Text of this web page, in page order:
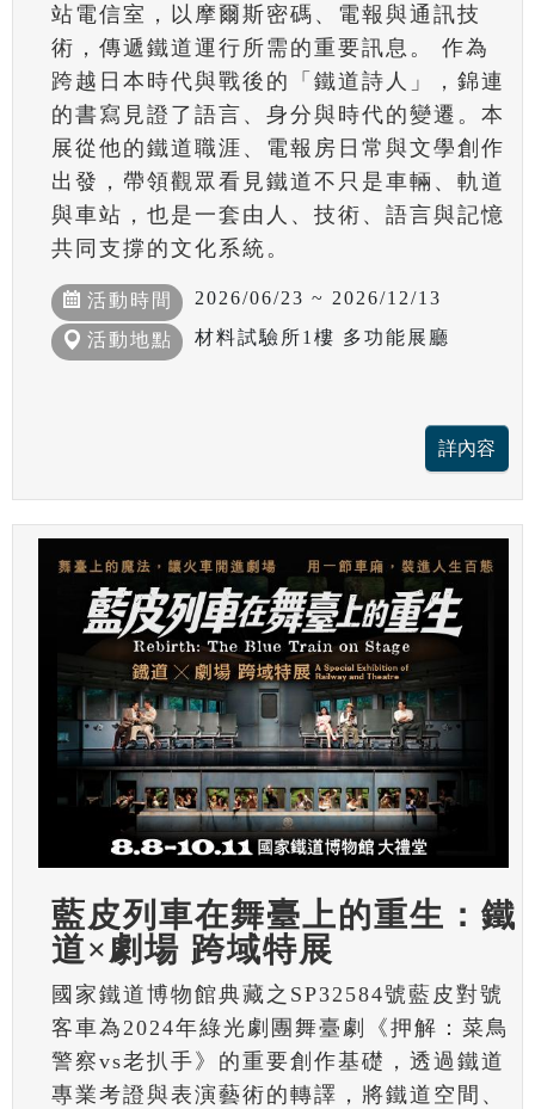
站電信室，以摩爾斯密碼、電報與通訊技
術，傳遞鐵道運行所需的重要訊息。 作為
跨越日本時代與戰後的「鐵道詩人」，錦連
的書寫見證了語言、身分與時代的變遷。本
展從他的鐵道職涯、電報房日常與文學創作
出發，帶領觀眾看見鐵道不只是車輛、軌道
與車站，也是一套由人、技術、語言與記憶
共同支撐的文化系統。
活動時間 2026/06/23 ~ 2026/12/13
活動地點 材料試驗所1樓 多功能展廳
藍皮列車在舞臺上的重生：鐵
道×劇場 跨域特展
國家鐵道博物館典藏之SP32584號藍皮對號
客車為2024年綠光劇團舞臺劇《押解：菜鳥
警察vs老扒手》的重要創作基礎，透過鐵道
專業考證與表演藝術的轉譯，將鐵道空間、